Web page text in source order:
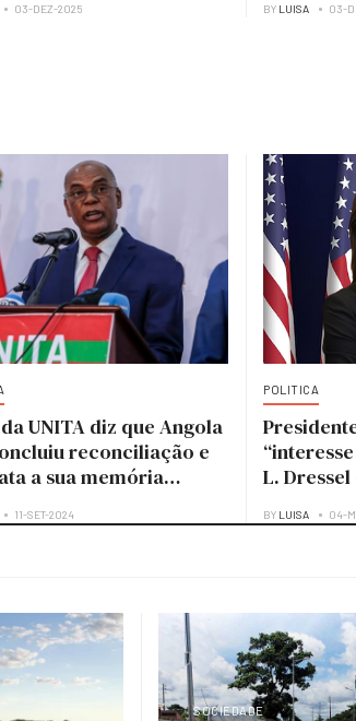
03-DEZ-2025
MPLA —
BY LUISA 03-
UNITA diz que Angola
reconciliação e
a sua memória
11-SET-2024
POLITICA
L.
BY LUISA 04-
SOCIEDADE